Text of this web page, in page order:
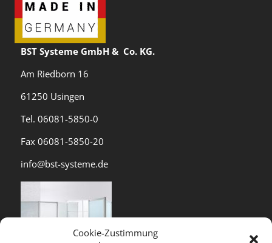
Cookie-Zustimmung
BST Systeme GmbH & Co. KG.
Am Riedborn 16
61250 Usingen
Tel. 06081-5850-0
Fax 06081-5850-20
info@bst-systeme.de